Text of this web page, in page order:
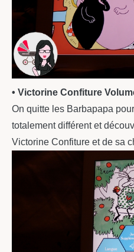
• Victorine Confiture
On quitte les Barbapapa
totalement différent et
Victorine Confiture et de sa